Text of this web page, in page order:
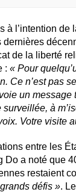
à l’intention
dernières
de la liberté
: « Pour
Ce n’est pas
un
à
Votre visite
entre les
Do a noté que
restaient
défis ».